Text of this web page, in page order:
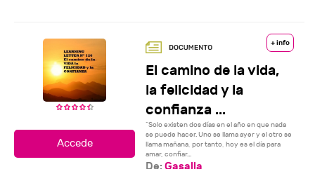
+ info
El camino de la vida,
la felicidad y la
confianza ...
“Solo existen dos días en el año en que nada
se puede hacer. Uno se llama ayer y el otro se
llama mañana, por tanto, hoy es el día para
amar, confiar...
De:Gasalla